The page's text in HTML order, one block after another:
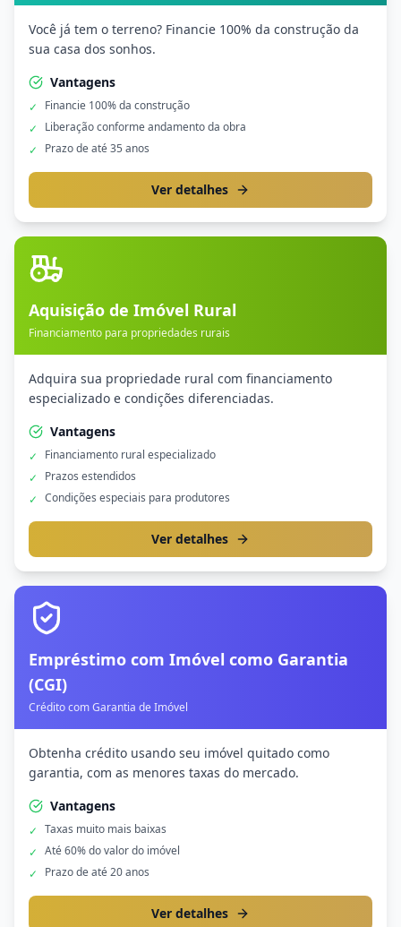
Você já tem o terreno? Financie 100% da construção da
sua casa dos sonhos.
Vantagens
✓
Financie 100% da construção
✓
Liberação conforme andamento da obra
✓
Prazo de até 35 anos
Ver detalhes
Aquisição de Imóvel Rural
Financiamento para propriedades rurais
Adquira sua propriedade rural com financiamento
especializado e condições diferenciadas.
Vantagens
✓
Financiamento rural especializado
✓
Prazos estendidos
✓ Condições especiais para produtores
Ver detalhes
Empréstimo com Imóvel como Garantia
(CGI)
Crédito com Garantia de Imóvel
Obtenha crédito usando seu imóvel quitado como
garantia, com as menores taxas do mercado.
Vantagens
✓ Taxas muito mais baixas
✓ Até 60% do valor do imóvel
✓
Prazo de até 20 anos
Ver detalhes